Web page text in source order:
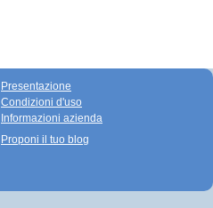
Presentazione
Condizioni d'uso
Informazioni azienda
Proponi il tuo blog